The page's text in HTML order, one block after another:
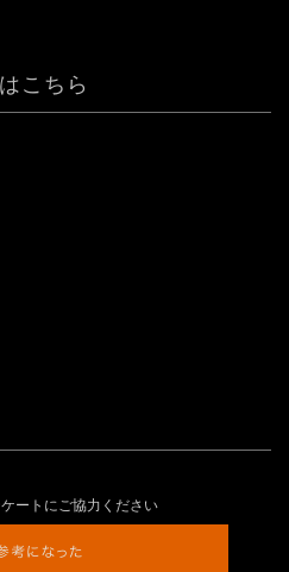
こちら
ートにご協力ください